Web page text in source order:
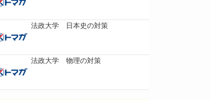
法政大学 日本史の対策
法政大学 物理の対策